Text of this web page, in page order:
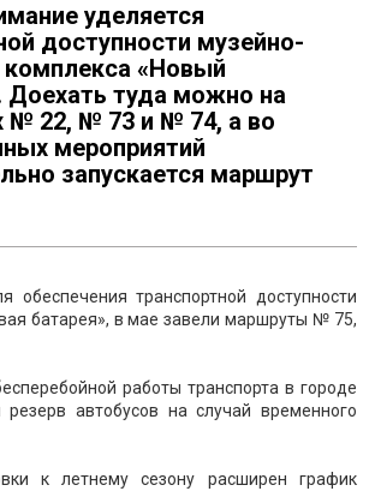
уделяется
доступности музейно-
комплекса «Новый
Доехать туда можно на
№ 22, № 73 и № 74, а во
мероприятий
запускается маршрут
обеспечения транспортной доступности
батарея», в мае завели маршруты № 75,
работы транспорта в городе
резерв автобусов на случай временного
к летнему сезону расширен график